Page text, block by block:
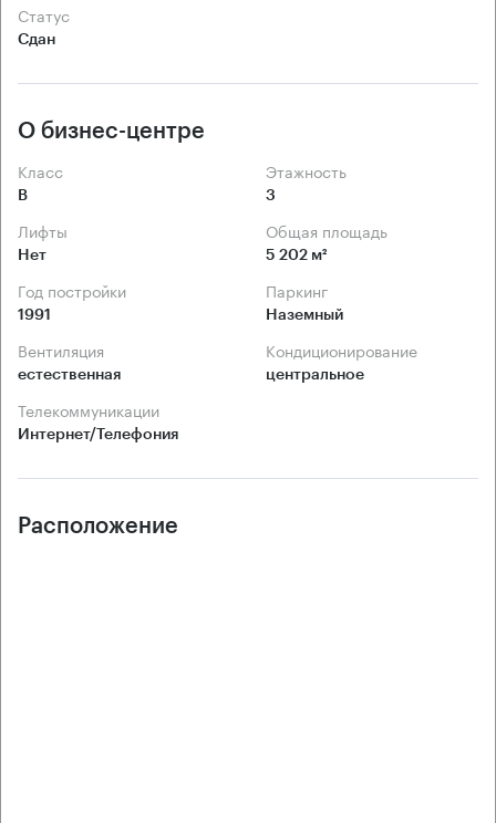
Статус
Сдан
О бизнес-центре
Класс
B
Этажность
3
Лифты
Нет
Общая площадь
5 202 м²
Год постройки
1991
Паркинг
Наземный
Вентиляция
естественная
Кондиционирование
центральное
Телекоммуникации
Интернет/Телефония
Расположение